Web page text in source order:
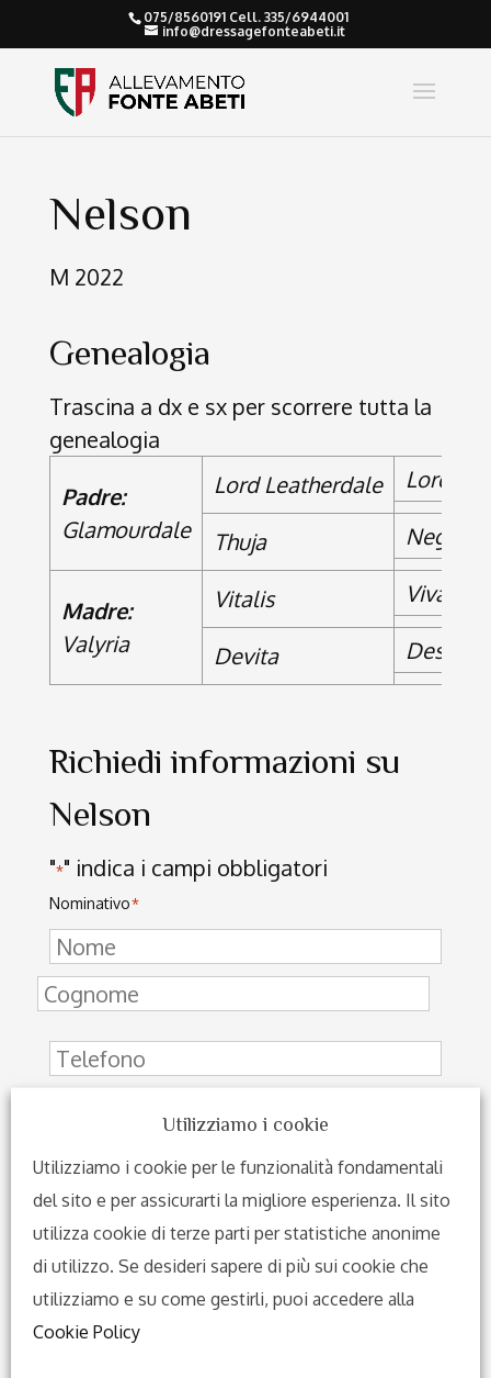
075/8560191 Cell. 335/6944001
info@dressagefonteabeti.it
Nelson
M 2022
Genealogia
Trascina a dx e sx per scorrere tutta la
genealogia
Padre:
Glamourdale
Lord Leatherdale Lord
Thuja Negro
Madre:
Valyria
Vitalis Vivaldi
Devita
Richiedi informazioni su
Nelson
"*" indica i campi obbligatori
Nominativo*
Indirizzo
Utilizziamo i cookie
Utilizziamo i cookie per le funzionalità fondamentali
del sito e per assicurarti la migliore esperienza. Il sito
utilizza cookie di terze parti per statistiche anonime
di utilizzo. Se desideri sapere di più sui cookie che
utilizziamo e su come gestirli, puoi accedere alla
Cookie Policy